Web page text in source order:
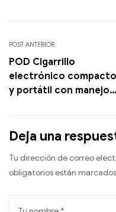
POST ANTERIOR
POD Cigarrillo
electrónico compacto
y portátil con manejo
Deja una
Tu dirección de correo
obligatorios están